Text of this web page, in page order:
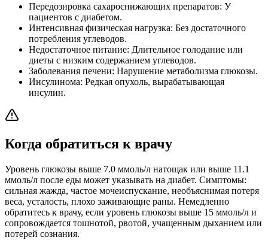
Передозировка сахароснижающих препаратов: У
пациентов с диабетом.
Интенсивная физическая нагрузка: Без достаточного
потребления углеводов.
Недостаточное питание: Длительное голодание или
диеты с низким содержанием углеводов.
Заболевания печени: Нарушение метаболизма глюкозы.
Инсулинома: Редкая опухоль, вырабатывающая
инсулин.
Когда обратиться к врачу
Уровень глюкозы выше 7.0 ммоль/л натощак или выше 11.1
ммоль/л после еды может указывать на диабет. Симптомы:
сильная жажда, частое мочеиспускание, необъяснимая потеря
веса, усталость, плохо заживающие раны. Немедленно
обратитесь к врачу, если уровень глюкозы выше 15 ммоль/л и
сопровождается тошнотой, рвотой, учащенным дыханием или
потерей сознания.